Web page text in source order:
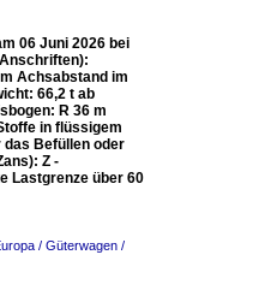
06 Juni 2026 bei
Achsabstand im
66,2 t ab
R 36 m
in flüssigem
das Befüllen oder
Z -
Lastgrenze über 60
/ Güterwagen /